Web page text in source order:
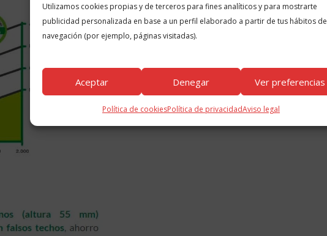
Utilizamos cookies propias y de terceros para fines analíticos y para mostrarte
publicidad personalizada en base a un perfil elaborado a partir de tus hábitos de
navegación (por ejemplo, páginas visitadas).
Aceptar Denegar Ver preferencias
Política de cookiesPolítica de privacidadAviso legal